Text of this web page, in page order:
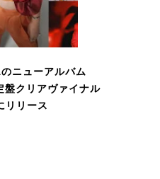
ニューアルバム
盤クリアヴァイナル
リリース